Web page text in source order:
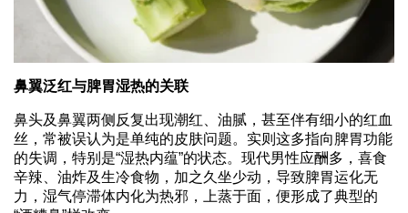
鼻翼泛红与脾胃湿热的关联
鼻头及鼻翼两侧反复出现潮红、油腻，甚至伴有细小的红血
丝，常被误认为是单纯的皮肤问题。实则这多指向脾胃功能
的失调，特别是“湿热内蕴”的状态。现代男性应酬多，喜食
辛辣、油炸及生冷食物，加之久坐少动，导致脾胃运化无
力，湿气停滞体内化为热邪，上蒸于面，便形成了典型的